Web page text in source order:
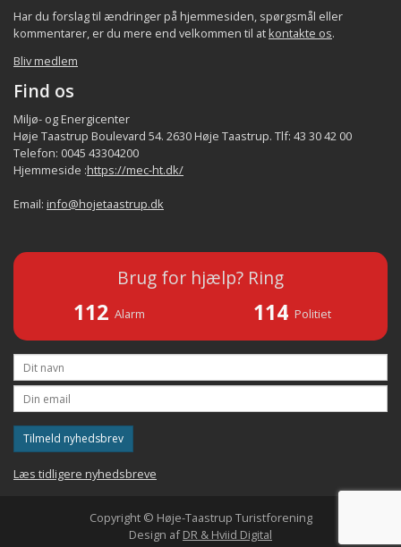
Har du forslag til ændringer på hjemmesiden, spørgsmål eller
kommentarer, er du mere end velkommen til at kontakte os.
Bliv medlem
Find os
Miljø- og Energicenter
Høje Taastrup Boulevard 54. 2630 Høje Taastrup. Tlf: 43 30 42 00
Telefon: 0045 43304200
Hjemmeside :https://mec-ht.dk/
Email: info@hojetaastrup.dk
Brug for hjælp? Ring
112 Alarm 114 Politiet
Tilmeld nyhedsbrev
Læs tidligere nyhedsbreve
Copyright © Høje-Taastrup Turistforening
Design afDR & Hviid Digital